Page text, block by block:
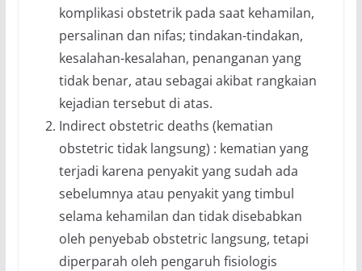
komplikasi obstetrik pada saat kehamilan,
persalinan dan nifas; tindakan-tindakan,
kesalahan-kesalahan, penanganan yang
tidak benar, atau sebagai akibat rangkaian
kejadian tersebut di atas.
Indirect obstetric deaths (kematian
obstetric tidak langsung) : kematian yang
terjadi karena penyakit yang sudah ada
sebelumnya atau penyakit yang timbul
selama kehamilan dan tidak disebabkan
oleh penyebab obstetric langsung, tetapi
diperparah oleh pengaruh fisiologis